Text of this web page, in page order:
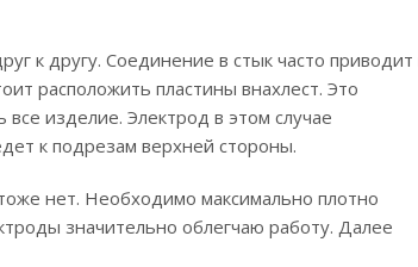
к другу. Соединение в стык часто приводит
расположить пластины внахлест. Это
изделие. Электрод в этом случае
к подрезам верхней стороны.
нет. Необходимо максимально плотно
значительно облегчаю работу. Далее